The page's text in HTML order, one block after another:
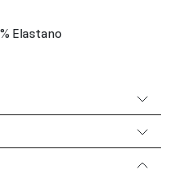
Elastano